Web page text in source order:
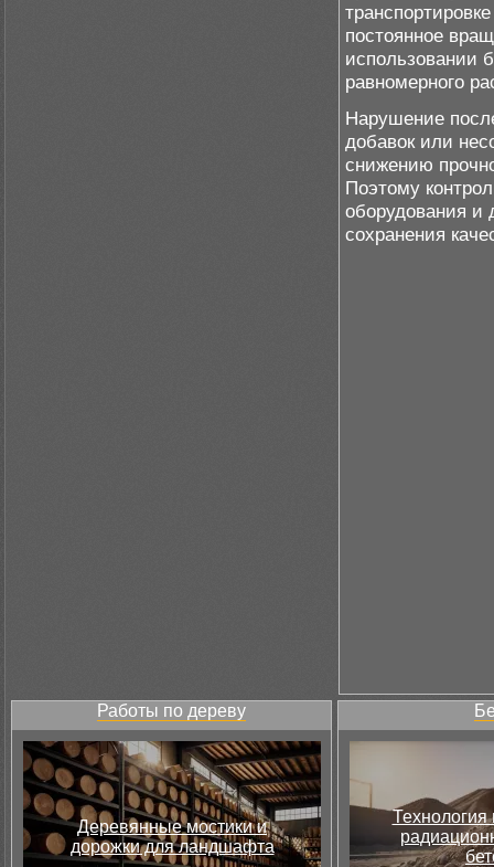
постоянное
использовании
равномерного
Нарушение
добавок или
снижению
Поэтому
оборудования и
сохранения
Работы по дереву
Деревянные мостики и
дорожки для ландшафта
Технология